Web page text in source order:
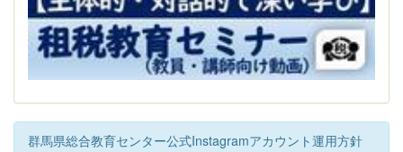
群馬県総合教育センター公式Instagramアカウント運用方針